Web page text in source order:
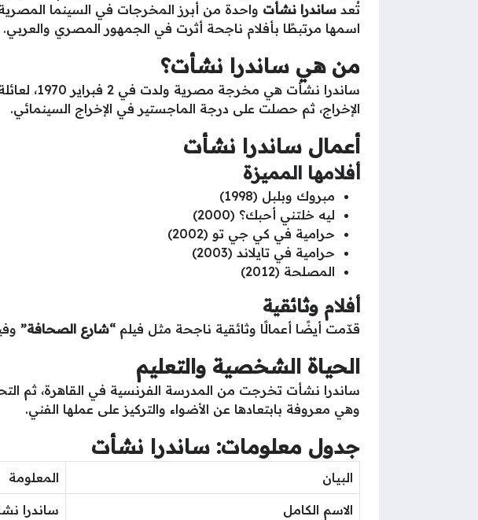
تُعد ساندرا نشأت واحدة من أبرز المخرجات في السينما
اسمها مرتبطًا بأفلام ناجحة أثرت في الجمهور المصري والعربي.
من هي ساندرا نشأت؟
ساندرا نشأت هي مخرجة مصرية ولدت في 2 فبراير 1970، لعائلة ذات أصول سورية-لبنانية. درست في
الإخراج، ثم حصلت على درجة الماجستير في الإخراج السينمائي.
أعمال ساندرا نشأت
أفلامها المميزة
مبروك وبلبل (1998)
ليه خلتني أحبك؟ (2000)
حرامية في كي جي تو (2002)
حرامية في تايلاند (2003)
المصلحة (2012)
أفلام وثائقية
قدّمت أيضًا أعمالًا وثائقية ناجحة مثل فيلم “شارع الصحافة”
الحياة الشخصية والتعليم
ساندرا نشأت تخرجت من المدرسة الفرنسية في القاهرة، ثم
وهي معروفة بابتعادها عن الأضواء والتركيز على عملها الفني.
جدول معلومات: ساندرا نشأت
البيان المعلومة
الاسم الكامل ساندرا